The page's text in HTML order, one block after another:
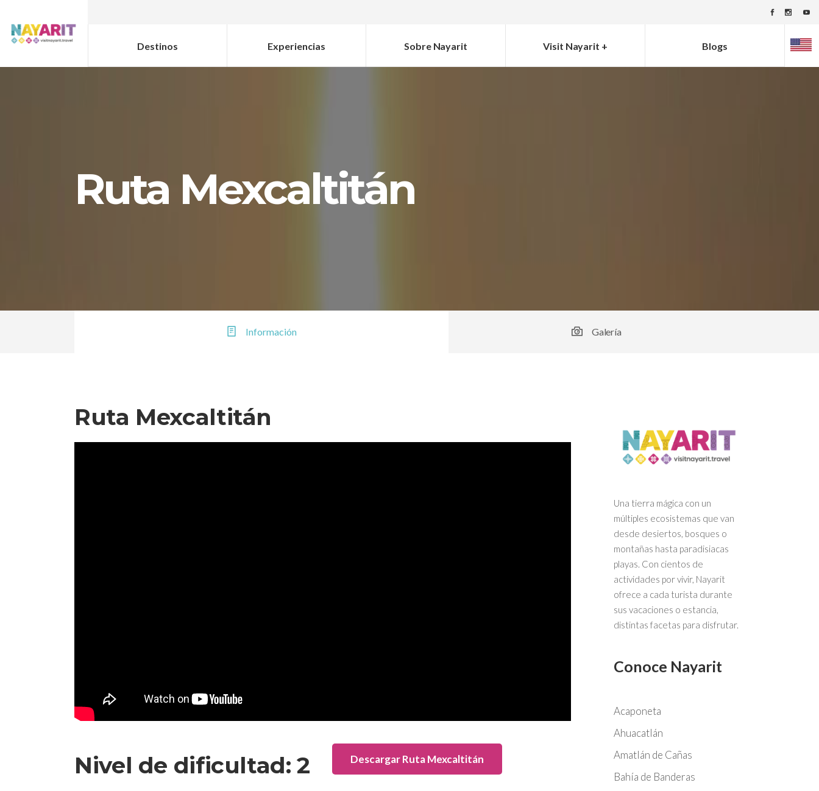
Destinos Experiencias Sobre Nayarit Visit Nayarit + Blogs
Ruta Mexcaltitán
Información Galería
Ruta Mexcaltitán
Nivel de dificultad: 2 Descargar Ruta Mexcaltitán
Una tierra mágica con un
múltiples ecosistemas que van
desde desiertos, bosques o
montañas hasta paradisiacas
playas. Con cientos de
actividades por vivir, Nayarit
ofrece a cada turista durante
sus vacaciones o estancia,
distintas facetas para disfrutar.
Conoce Nayarit
Acaponeta
Ahuacatlán
Amatlán de Cañas
Bahía de Banderas